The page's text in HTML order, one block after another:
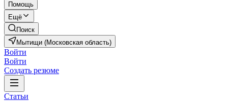
Помощь
Ещё
Поиск
Мытищи (Московская область)
Войти
Войти
Создать резюме
Статьи